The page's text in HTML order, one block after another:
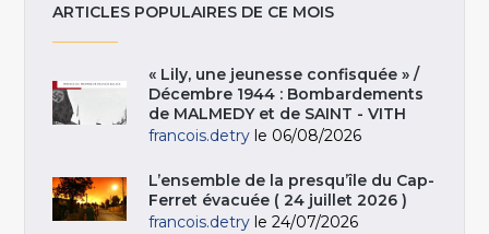
ARTICLES POPULAIRES DE CE MOIS
« Lily, une jeunesse confisquée » /
Décembre 1944 : Bombardements
de MALMEDY et de SAINT - VITH
francois.detry le 06/08/2026
L’ensemble de la presqu’île du Cap-
Ferret évacuée ( 24 juillet 2026 )
francois.detry le 24/07/2026